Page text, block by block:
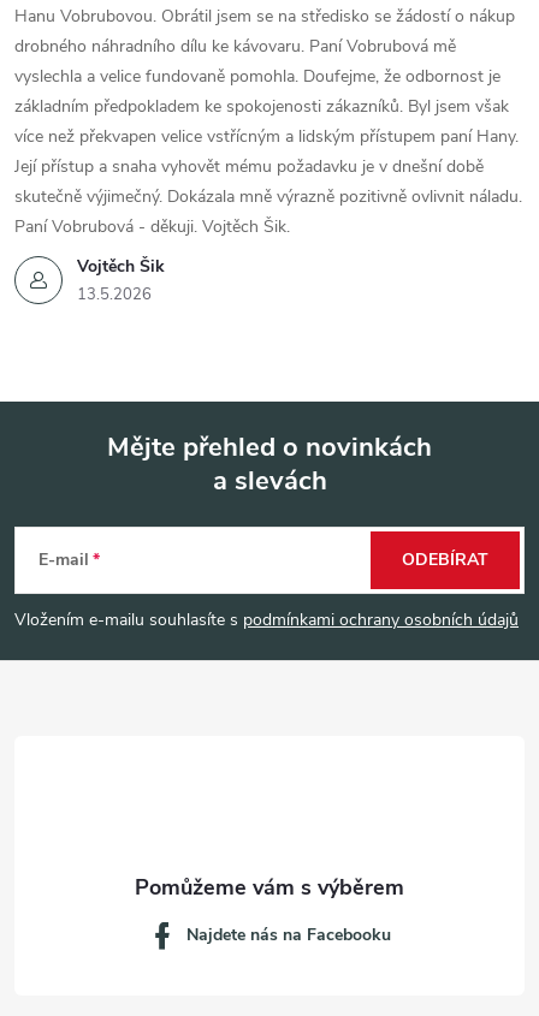
Vojtěch Šik
13.5.2026
Hanu Vobrubovou. Obrátil jsem se na středisko se žádostí o nákup
drobného náhradního dílu ke kávovaru. Paní Vobrubová mě
vyslechla a velice fundovaně pomohla. Doufejme, že odbornost je
základním předpokladem ke spokojenosti zákazníků. Byl jsem však
více než překvapen velice vstřícným a lidským přístupem paní Hany.
Její přístup a snaha vyhovět mému požadavku je v dnešní době
skutečně výjimečný. Dokázala mně výrazně pozitivně ovlivnit náladu.
Paní Vobrubová - děkuji. Vojtěch Šik.
p
Mějte přehled o novinkách
a slevách
E-mail
Vložením e-mailu souhlasíte s podmínkami ochrany osobních údajů
ODEBÍRAT
Najdete nás na Facebooku